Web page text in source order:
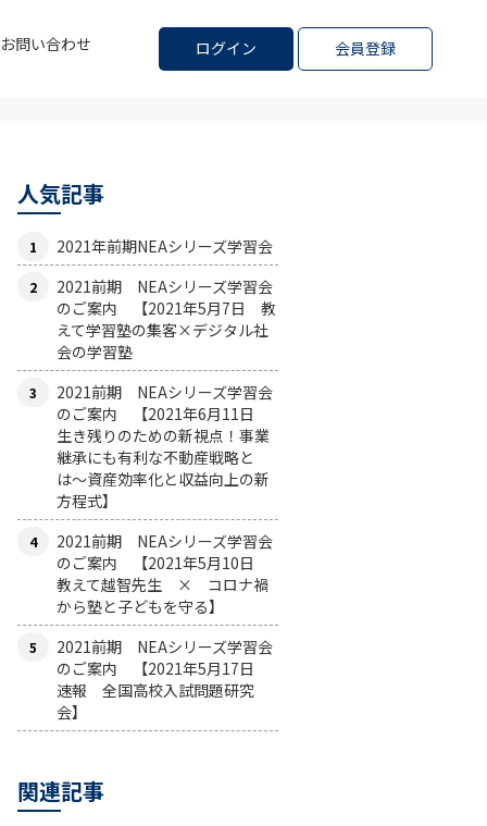
ログイン 会員登録
お問い合わせ
人気記事
2021年前期NEAシリーズ学習会
2021前期 NEAシリーズ学習会
のご案内 【2021年5月7日 教
えて学習塾の集客×デジタル社
会の学習塾
2021前期 NEAシリーズ学習会
のご案内 【2021年6月11日
生き残りのための新視点！事業
継承にも有利な不動産戦略と
は〜資産効率化と収益向上の新
方程式】
2021前期 NEAシリーズ学習会
のご案内 【2021年5月10日
教えて越智先生 × コロナ禍
から塾と子どもを守る】
2021前期 NEAシリーズ学習会
のご案内 【2021年5月17日
速報 全国高校入試問題研究
会】
関連記事